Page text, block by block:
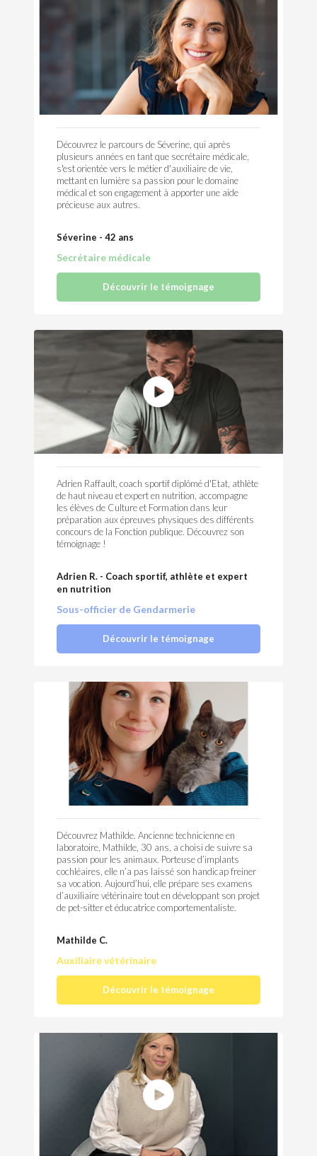
Découvrez le parcours de Séverine, qui après
plusieurs années en tant que secrétaire médicale,
s'est orientée vers le métier d'auxiliaire de vie,
mettant en lumière sa passion pour le domaine
médical et son engagement à apporter une aide
précieuse aux autres.
Séverine - 42 ans
Secrétaire médicale
Découvrir le témoignage
Adrien Raffault, coach sportif diplômé d'Etat, athlète
de haut niveau et expert en nutrition, accompagne
les élèves de Culture et Formation dans leur
préparation aux épreuves physiques des différents
concours de la Fonction publique. Découvrez son
témoignage !
Adrien R. - Coach sportif, athlète et expert
en nutrition
Sous-officier de Gendarmerie
Découvrir le témoignage
Découvrez Mathilde. Ancienne technicienne en
laboratoire, Mathilde, 30 ans, a choisi de suivre sa
passion pour les animaux. Porteuse d’implants
cochléaires, elle n’a pas laissé son handicap freiner
sa vocation. Aujourd’hui, elle prépare ses examens
d’auxiliaire vétérinaire tout en développant son projet
de pet-sitter et éducatrice comportementaliste.
Mathilde C.
Auxiliaire vétérinaire
Découvrir le témoignage